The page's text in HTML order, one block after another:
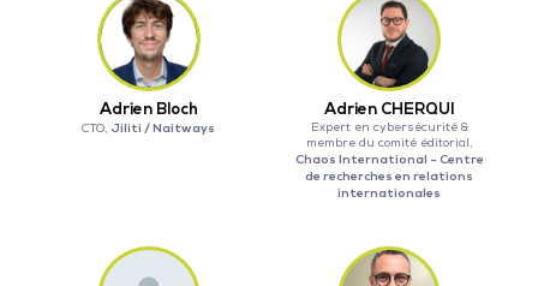
Adrien Bloch
CTO, Jiliti / Naitways
Adrien CHERQUI
Expert en cybersécurité &
membre du comité éditorial,
Chaos International - Centre
de recherches en relations
internationales